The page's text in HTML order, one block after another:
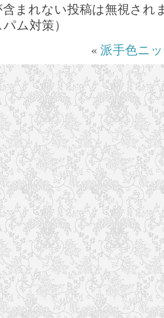
含まれない投稿は無視され
ム対策）
« 派手色ニ